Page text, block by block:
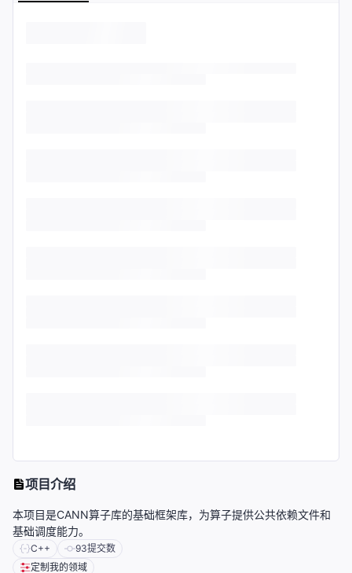
项目介绍
本项目是CANN算子库的基础框架库，为算子提供公共依赖文件和
基础调度能力。
C++ 93提交数
定制我的领域